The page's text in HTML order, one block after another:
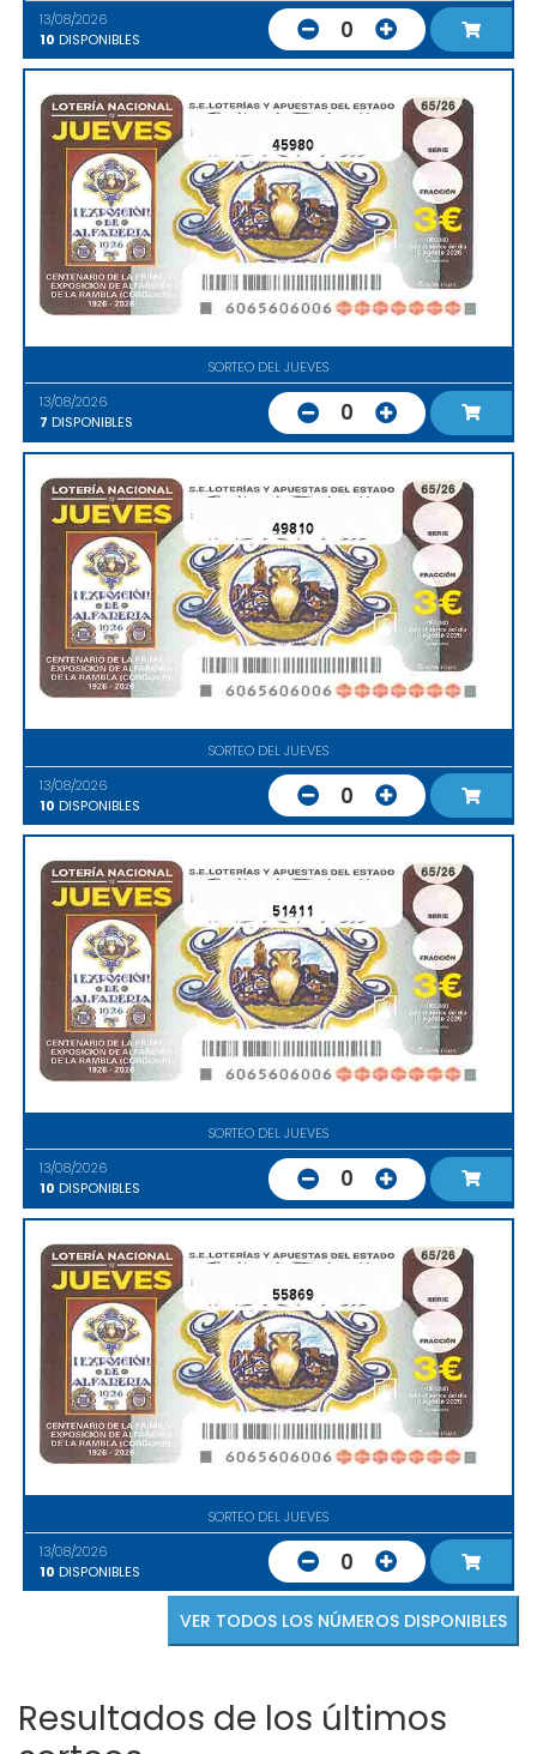
13/08/2026
10 DISPONIBLES 0
45980
SORTEO DEL JUEVES
13/08/2026
7 DISPONIBLES 0
49810
SORTEO DEL JUEVES
13/08/2026
10 DISPONIBLES 0
51411
SORTEO DEL JUEVES
13/08/2026
10 DISPONIBLES 0
55869
SORTEO DEL JUEVES
13/08/2026
10 DISPONIBLES 0
VER TODOS LOS NÚMEROS DISPONIBLES
Resultados de los últimos